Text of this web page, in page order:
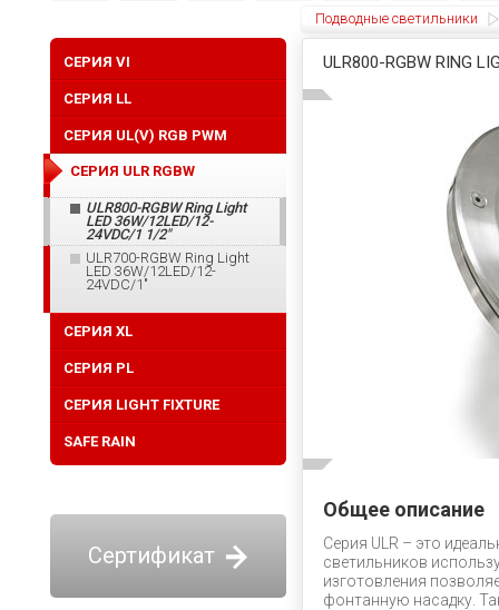
Подводные светильники
ULR800-RGBW RING
Общее описание
Серия ULR – это
светильников
изготовления
фонтанную насадку.
CЕРИЯ VI
СЕРИЯ LL
СЕРИЯ UL(V) RGB PWM
СЕРИЯ ULR RGBW
ULR800-RGBW Ring Light
LED 36W/12LED/12-
24VDC/1 1/2"
ULR700-RGBW Ring Light
LED 36W/12LED/12-
24VDC/1"
CЕРИЯ XL
СЕРИЯ PL
СЕРИЯ LIGHT FIXTURE
SAFE RAIN
Сертификат